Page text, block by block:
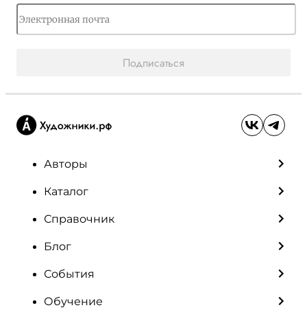
Подписаться
Авторы
Каталог
Справочник
Блог
События
Обучение